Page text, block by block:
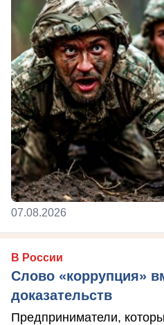
07.08.2026
В России
Слово «коррупция»
доказательств
Предприниматели,